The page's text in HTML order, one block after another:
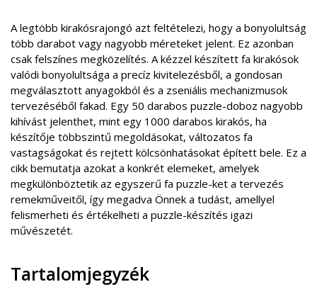
A legtöbb kirakósrajongó azt feltételezi, hogy a bonyolultság
több darabot vagy nagyobb méreteket jelent. Ez azonban
csak felszínes megközelítés. A kézzel készített fa kirakósok
valódi bonyolultsága a precíz kivitelezésből, a gondosan
megválasztott anyagokból és a zseniális mechanizmusok
tervezéséből fakad. Egy 50 darabos puzzle-doboz nagyobb
kihívást jelenthet, mint egy 1000 darabos kirakós, ha
készítője többszintű megoldásokat, változatos fa
vastagságokat és rejtett kölcsönhatásokat épített bele. Ez a
cikk bemutatja azokat a konkrét elemeket, amelyek
megkülönböztetik az egyszerű fa puzzle-ket a tervezés
remekműveitől, így megadva Önnek a tudást, amellyel
felismerheti és értékelheti a puzzle-készítés igazi
művészetét.
Tartalomjegyzék